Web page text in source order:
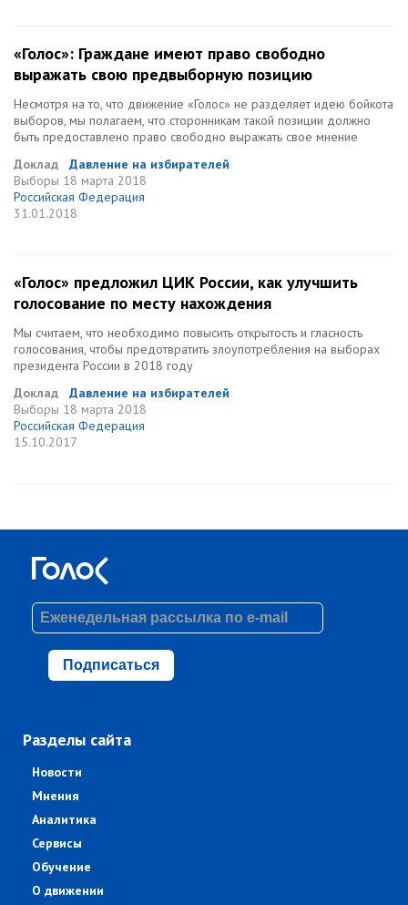
«Голос»: Граждане имеют право свободно
выражать свою предвыборную позицию
Несмотря на то, что движение «Голос» не разделяет идею бойкота
выборов, мы полагаем, что сторонникам такой позиции должно
быть предоставлено право свободно выражать свое мнение
Доклад
Давление на избирателей
Выборы 18 марта 2018
Российская Федерация
31.01.2018
«Голос» предложил ЦИК России, как улучшить
голосование по месту нахождения
Мы считаем, что необходимо повысить открытость и гласность
голосования, чтобы предотвратить злоупотребления на выборах
президента России в 2018 году
Доклад
Давление на избирателей
Выборы 18 марта 2018
Российская Федерация
15.10.2017
Подписаться
Разделы сайта
Новости
Мнения
Аналитика
Сервисы
Обучение
О движении